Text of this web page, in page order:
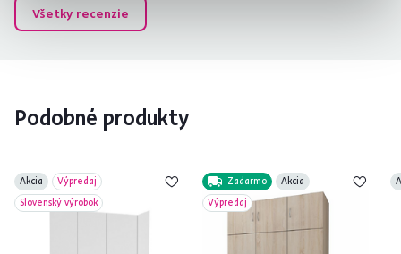
Všetky recenzie
Podobné produkty
Akcia
Výpredaj
Slovenský výrobok
Zadarmo
Akcia
Výpredaj